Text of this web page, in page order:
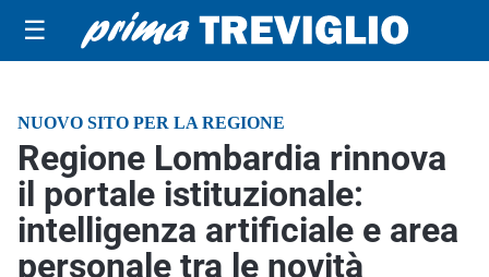
☰
NUOVO SITO PER LA REGIONE
Regione Lombardia rinnova
il portale istituzionale:
intelligenza artificiale e area
personale tra le novità